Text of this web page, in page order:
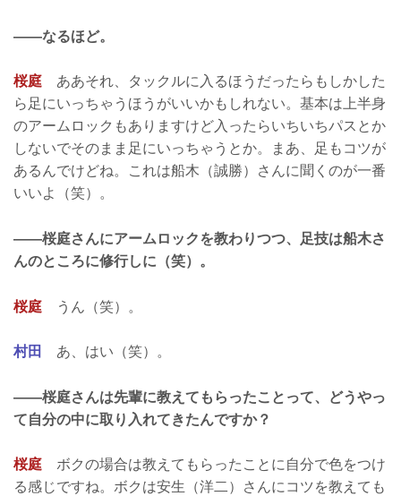
——なるほど。
桜庭 ああそれ、タックルに入るほうだったらもしかした
ら足にいっちゃうほうがいいかもしれない。基本は上半身
のアームロックもありますけど入ったらいちいちパスとか
しないでそのまま足にいっちゃうとか。まあ、足もコツが
あるんでけどね。これは船木（誠勝）さんに聞くのが一番
いいよ（笑）。
——桜庭さんにアームロックを教わりつつ、足技は船木さ
んのところに修行しに（笑）。
桜庭 うん（笑）。
村田 あ、はい（笑）。
——桜庭さんは先輩に教えてもらったことって、どうやっ
て自分の中に取り入れてきたんですか？
桜庭 ボクの場合は教えてもらったことに自分で色をつけ
る感じですね。ボクは安生（洋二）さんにコツを教えても